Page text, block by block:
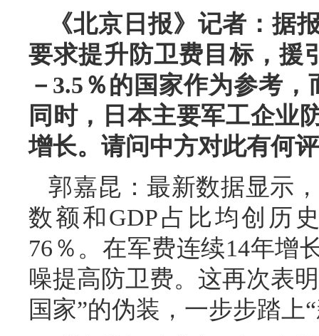
《北京日报》记者：据
要求提升防卫费目标，援
－3.5％的国家作为参考
同时，日本主要军工企业
增长。请问中方对此有何
郭嘉昆：最新数据显示
数额和GDP占比均创历
76％。在军费连续14年增
噪提高防卫费。这再次表
国家”的伪装，一步步踏上